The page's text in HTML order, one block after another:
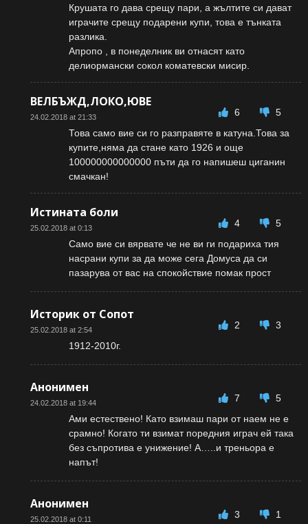
Крушата го дава срещу пари, а жълтите си дават
играчите срещу подарени купи, това е тънката
разлика.
Апропо , в понеделник ви отнасят като
делиормански сокол коматевски мисир.
ВЕЛБЪЖД,ЛОКО,ЮВЕ
24.02.2018 at 21:33 6
5
Това само вие си го разправяте в катуна.Това за
купите,няма да стане като 1926 и още
100000000000000 пъти да го напишеш циганин
смачкан!
Истината боли
25.02.2018 at 0:13 4
5
Само вие си вярвате че не ви ги подариха тия
насрани купи за да може сега Домуса да си
пазарува от вас на спокойствие помак прост
Историк от Сопот
25.02.2018 at 2:54 2
3
1912-2010г.
Анонимен
24.02.2018 at 19:44 7
5
Ами естествено! Като взимаш пари от наем не е
срамно! Когато ти взимат поредния играч ей така
без съпротива е унижение! А…..и треньора е
напът!
Анонимен
25.02.2018 at 0:11 3
1